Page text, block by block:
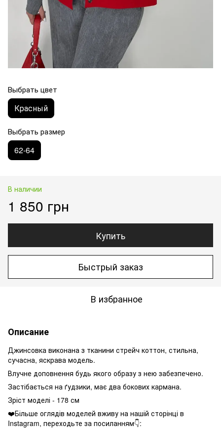
Выбрать цвет
Красный
Выбрать размер
62-64
В наличии
1 850 грн
Купить
Быстрый заказ
В избранное
Описание
Джинсовка виконана з тканини стрейч коттон, стильна,
сучасна, яскрава модель.
Влучне доповнення будь якого образу з нею забезпечено.
Застібається на ґудзики, має два бокових кармана.
Зріст моделі - 178 см
❤️Більше оглядів моделей вживу на нашій сторінці в
Instagram, переходьте за посиланням👇: